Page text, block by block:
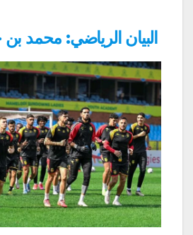
البيان الرياضي: محمد بن